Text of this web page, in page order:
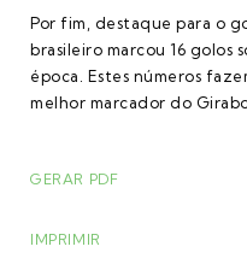
Por fim, destaque para o
brasileiro marcou 16 golos
época. Estes números
melhor marcador do
GERAR PDF
IMPRIMIR